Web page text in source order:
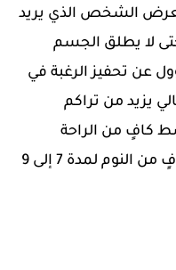
الشخص الذي يريد
لا يطلق الجسم
عن تحفيز الرغبة في
يزيد من تراكم
كافٍ من الراحة
للجسم والحصول على قسط كافٍ من النوم لمدة 7 إلى 9